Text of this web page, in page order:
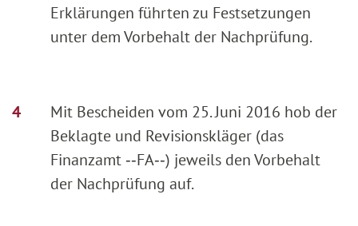
Erklärungen führten zu Festsetzungen
unter dem Vorbehalt der Nachprüfung.
Mit Bescheiden vom 25. Juni 2016 hob der
Beklagte und Revisionskläger (das
Finanzamt ‑‑FA‑‑) jeweils den Vorbehalt
der Nachprüfung auf.